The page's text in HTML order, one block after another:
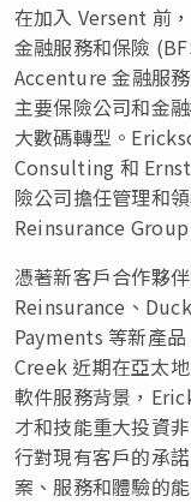
在加入 Versent 前
金融服務和保險
Accenture 金融服
主要保險公司和金
大數碼轉型。
Consulting 和
險公司擔任管理和
Reinsurance
憑著新客戶合作夥
Reinsurance、
Payments 等新產
Creek 近期在亞太
軟件服務背景，
才和技能重大投資
行對現有客戶的承
案、服務和體驗的能